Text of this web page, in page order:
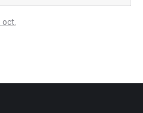
oct.